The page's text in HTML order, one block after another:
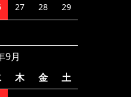
27 28 29
9月
木 金 土